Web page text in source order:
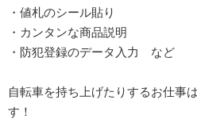
・値札のシール貼り
・カンタンな商品説明
・防犯登録のデータ入力 など
自転車を持ち上げたりするお仕事
す！